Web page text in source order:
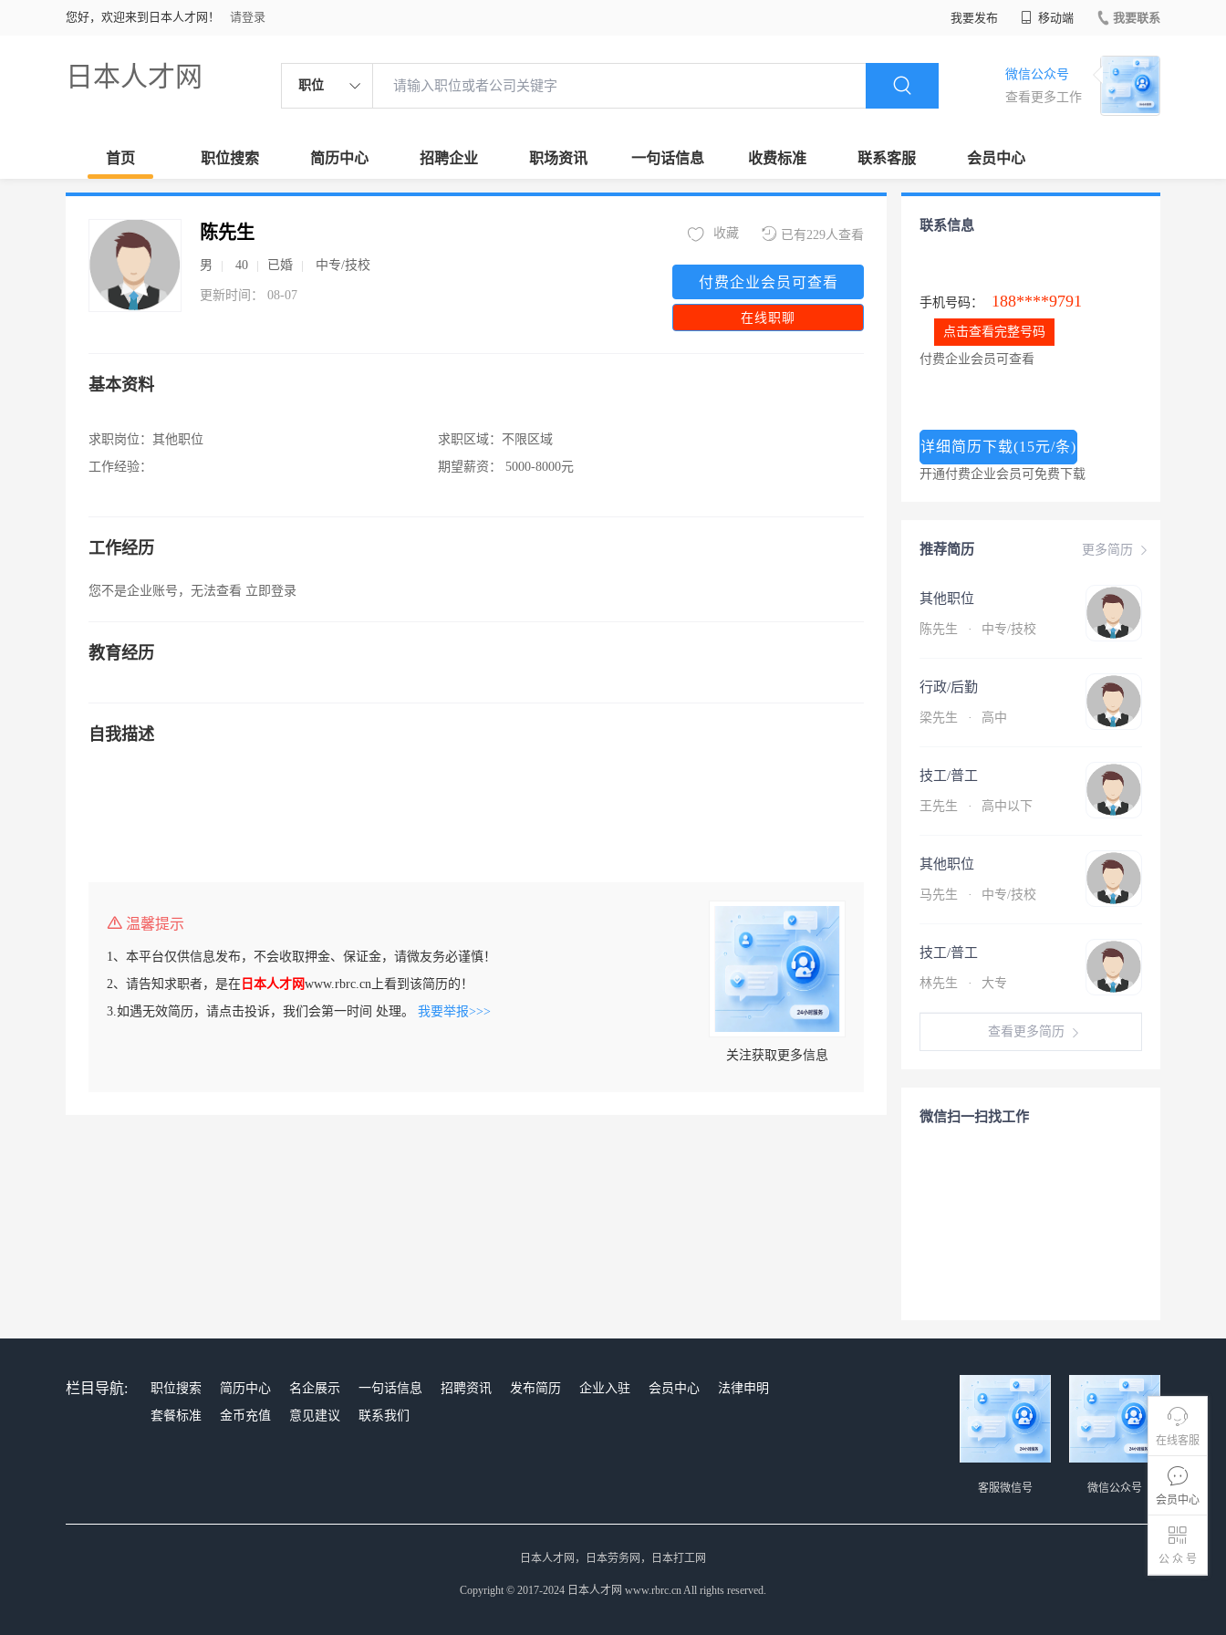
您好，欢迎来到日本人才网！ 请登录 我要发布 移动端 我要联系
日本人才网 职位
微信公众号
查看更多工作
首页 职位搜索 简历中心 招聘企业 职场资讯 一句话信息 收费标准 联系客服 会员中心
在线客服
会员中心
公 众 号
陈先生
男 40 已婚 中专/技校
更新时间： 08-07
已有229人查看
收藏
付费企业会员可查看
在线职聊
基本资料
求职岗位： 其他职位
工作经验：
求职区域： 不限区域
期望薪资：
5000-8000元
工作经历
您不是企业账号，无法查看 立即登录
教育经历
自我描述
温馨提示
1、本平台仅供信息发布，不会收取押金、保证金，请微友务必谨慎！
2、请告知求职者，是在 日本人才网www.rbrc.cn上看到该简历的！
3.如遇无效简历，请点击投诉，我们会第一时间 处理。 我要举报>>>
关注获取更多信息
联系信息
手机号码： 188****9791
点击查看完整号码
付费企业会员可查看
详细简历下载(15元/条)
开通付费企业会员可免费下载
更多简历
推荐简历
其他职位
陈先生 · 中专/技校
行政/后勤
梁先生 · 高中
技工/普工
王先生 · 高中以下
其他职位
马先生 · 中专/技校
技工/普工
林先生 · 大专
查看更多简历
微信扫一扫找工作
栏目导航: 职位搜索 简历中心 名企展示 一句话信息 招聘资讯 发布简历 企业入驻 会员中心
法律申明
套餐标准
金币充值 意见建议 联系我们
微信公众号
客服微信号
日本人才网，日本劳务网，日本打工网
Copyright © 2017-2024 日本人才网 www.rbrc.cn All rights reserved.